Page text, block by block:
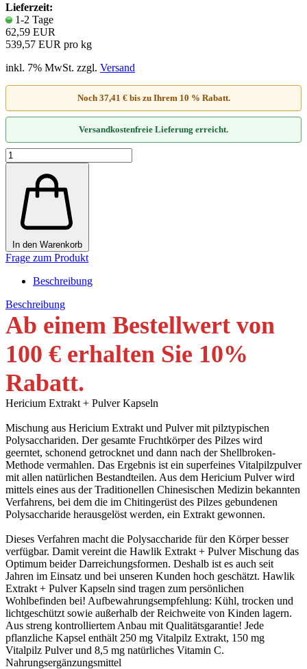
Lieferzeit:
1-2 Tage
62,59 EUR
539,57 EUR pro kg
inkl. 7% MwSt. zzgl. Versand
Noch 37,41 € bis zu Ihrem 10 % Rabatt.
Versandkostenfreie Lieferung erreicht.
In den Warenkorb
Frage zum Produkt
Beschreibung
Beschreibung
Ab einem Bestellwert von
100 € erhalten Sie 10%
Rabatt.
Hericium Extrakt + Pulver Kapseln
Mischung aus Hericium Extrakt und Pulver mit pilztypischen
Polysacchariden. Der gesamte Fruchtkörper des Pilzes wird
geerntet, schonend getrocknet und dann nach der Shellbroken-
Methode vermahlen. Das Ergebnis ist ein superfeines Vitalpilzpulver
mit allen natürlichen Bestandteilen. Aus dem Hericium Pulver wird
mittels eines aus der Traditionellen Chinesischen Medizin bekannten
Verfahrens, bei dem die im Chitingerüst des Pilzes gebundenen
Polysaccharide herausgelöst werden, ein Extrakt gewonnen.
Dieses Verfahren macht die Polysaccharide für den Körper besser
verfügbar. Damit vereint die Hawlik Extrakt + Pulver Mischung das
Optimum beider Darreichungsformen. Deshalb ist es auch seit
Jahren im Einsatz und bei unseren Kunden hoch geschätzt. Hawlik
Extrakt + Pulver Kapseln sind tragen zum persönlichen
Wohlbefinden bei! Aufbewahrungsempfehlung: Kühl, trocken und
lichtgeschützt sowie außerhalb der Reichweite von Kinden lagern.
Aus streng kontrolliertem Anbau mit Qualitätsgarantie! Jede
pflanzliche Kapsel enthält 250 mg Vitalpilz Extrakt, 150 mg
Vitalpilz Pulver und 8,5 mg natürliches Vitamin C.
Nahrungsergänzungsmittel